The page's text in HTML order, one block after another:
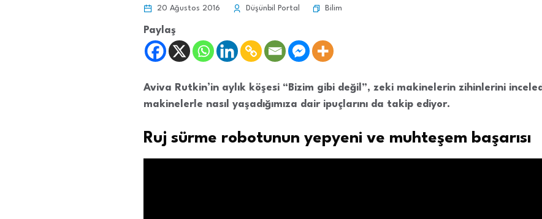
20 Ağustos 2016 Düşünbil Portal Bilim
Paylaş
Aviva Rutkin’in aylık köşesi “Bizim gibi değil”, zeki makinelerin zihinlerini
makinelerle nasıl yaşadığımıza dair ipuçlarını da takip ediyor.
Ruj sürme robotunun yepyeni ve muhteşem başarısı